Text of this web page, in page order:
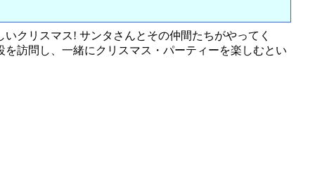
クリスマス! サンタさんとその仲間たちがやってく
訪問し、一緒にクリスマス・パーティーを楽しむとい